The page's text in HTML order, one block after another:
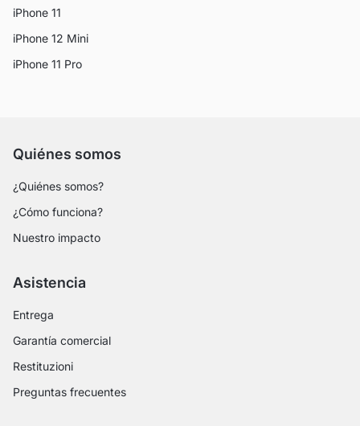
iPhone 11
iPhone 12 Mini
iPhone 11 Pro
Quiénes somos
¿Quiénes somos?
¿Cómo funciona?
Nuestro impacto
Asistencia
Entrega
Garantía comercial
Restituzioni
Preguntas frecuentes